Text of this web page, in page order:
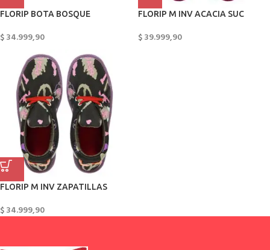
FLORIP BOTA BOSQUE
$34.999,90
FLORIP M INV ACACIA SUC
$39.999,90
FLORIP M INV ZAPATILLAS
$34.999,90